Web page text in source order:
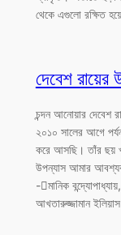
থেকে এগুলো রক্ষিত
দেবেশ রায়ের
চন্দন আনোয়ার দেবেশ
২০১০ সালের আগে
করে আসছি। তাঁর ছয়
উপন্যাস আমার
-মানিক
আখতারুজ্জামান